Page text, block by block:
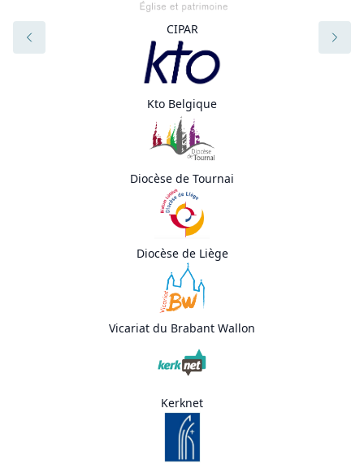
CIPAR
Kto Belgique
Diocèse de Tournai
Diocèse de Liège
Vicariat du Brabant Wallon
Kerknet